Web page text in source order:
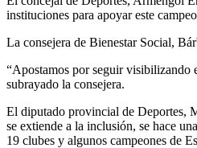
instituciones para apoyar este
La consejera de Bienestar Social,
“Apostamos por seguir visibilizando
subrayado la consejera.
El diputado provincial de Deportes,
se extiende a la inclusión, se hace
19 clubes y algunos campeones de